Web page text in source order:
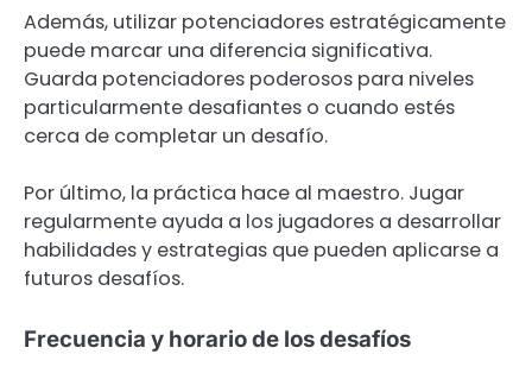
Además, utilizar potenciadores estratégicamente
puede marcar una diferencia significativa.
Guarda potenciadores poderosos para niveles
particularmente desafiantes o cuando estés
cerca de completar un desafío.
Por último, la práctica hace al maestro. Jugar
regularmente ayuda a los jugadores a desarrollar
habilidades y estrategias que pueden aplicarse a
futuros desafíos.
Frecuencia y horario de los desafíos